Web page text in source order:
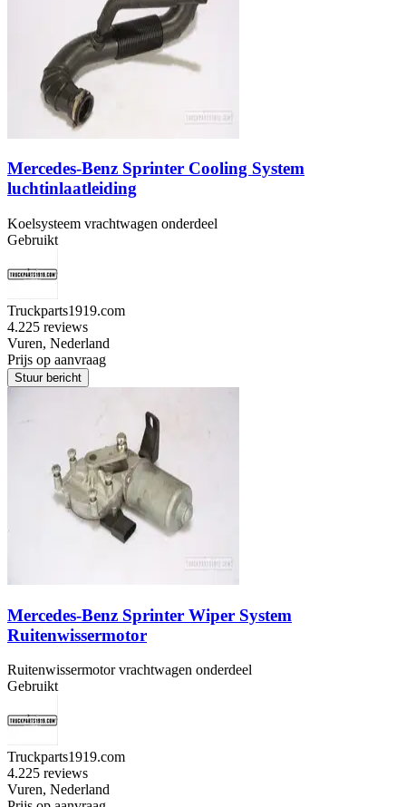
Mercedes-Benz Sprinter Cooling System
luchtinlaatleiding
Koelsysteem vrachtwagen onderdeel
Gebruikt
Truckparts1919.com
4.225 reviews
Vuren, Nederland
Prijs op aanvraag
Stuur bericht
Mercedes-Benz Sprinter Wiper System
Ruitenwissermotor
Ruitenwissermotor vrachtwagen onderdeel
Gebruikt
Truckparts1919.com
4.225 reviews
Vuren, Nederland